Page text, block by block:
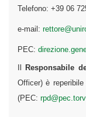
Telefono: +39 06
e-mail:
PEC:
Responsabile
Officer) è reperibile
(PEC: